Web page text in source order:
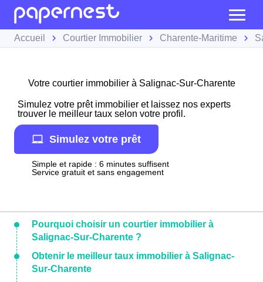
Accueil Courtier Immobilier Charente-Maritime
Votre courtier immobilier à Salignac-Sur-Charente
Simulez votre prêt immobilier et laissez nos experts
trouver le meilleur taux selon votre profil.
Simulez votre prêt
Simple et rapide : 6 minutes suffisent
Service gratuit et sans engagement
Pourquoi choisir un courtier immobilier à
Salignac-Sur-Charente ?
Obtenir le meilleur taux immobilier à Salignac-
Sur-Charente